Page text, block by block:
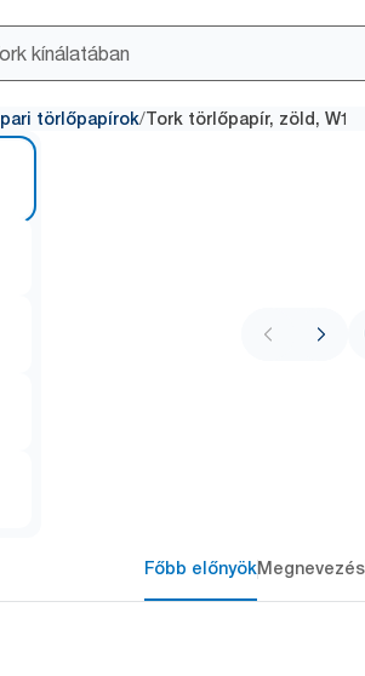
Ipari törlőpapírok/Tork törlőpapír, zöld, W1
Főbb előnyökMegnevezés